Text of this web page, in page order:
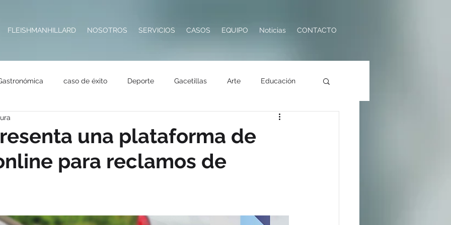
FLEISHMANHILLARD NOSOTROS SERVICIOS CASOS EQUIPO Noticias CONTACTO
caso de éxito Deporte Gacetillas Arte Educación
Turismo
Salud Premios RSE Metaverso
una plataforma de
para reclamos de